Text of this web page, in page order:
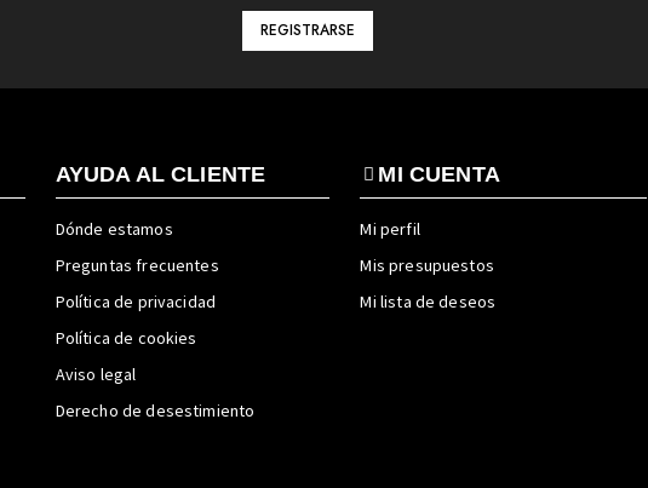
AYUDA AL CLIENTE
Dónde estamos
Preguntas frecuentes
Política de privacidad
Política de cookies
Aviso legal
Derecho de desestimiento
MI CUENTA
Mi perfil
Mis presupuestos
Mi lista de deseos